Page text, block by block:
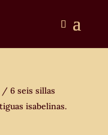
/ 6 seis sillas
isabelinas.